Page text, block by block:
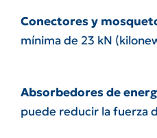
Conectores y
mínima de 23 kN
Absorbedores de
puede reducir la fuerza